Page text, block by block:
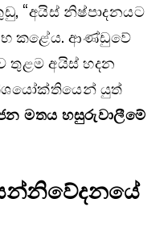
“අයිස් නිෂ්පාදනයට
කළේය. ආණ්ඩුවේ
තුළම අයිස් හදන
යුත්
මතය හසුරුවාලීමේ